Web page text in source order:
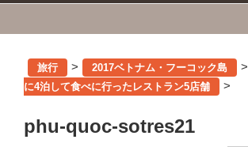
旅行 > 2017ベトナム・フーコック島 >
に4泊して食べに行ったレストラン5店舗
>
phu-quoc-sotres21